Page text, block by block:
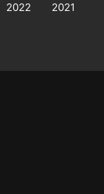
2022 2021